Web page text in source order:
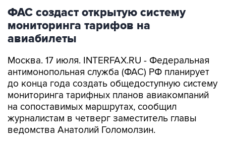
ФАС создаст открытую систему
мониторинга тарифов на
авиабилеты
Москва. 17 июля. INTERFAX.RU - Федеральная
антимонопольная служба (ФАС) РФ планирует
до конца года создать общедоступную систему
мониторинга тарифных планов авиакомпаний
на сопоставимых маршрутах, сообщил
журналистам в четверг заместитель главы
ведомства Анатолий Голомолзин.